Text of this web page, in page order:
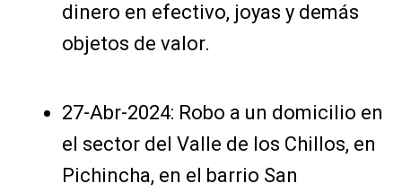
dinero en efectivo, joyas y demás
objetos de valor.
27-Abr-2024: Robo a un domicilio en
el sector del Valle de los Chillos, en
Pichincha, en el barrio San